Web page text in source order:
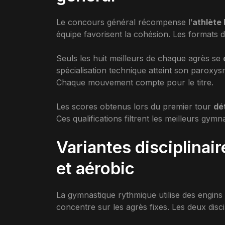
Le concours général récompense l’athlète
équipe favorisent la cohésion. Les formats
Seuls les huit meilleurs de chaque agrès se
spécialisation technique atteint son
Chaque mouvement compte pour le titre.
Les scores obtenus lors du premier tour
Ces qualifications filtrent les meilleurs
Variantes
et aérobic
La gymnastique rythmique utilise des
concentre sur les agrès fixes. Les deux